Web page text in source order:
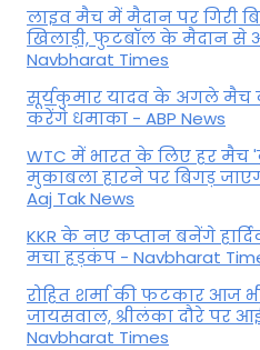
लाइव मैच में मैदान पर गिरी
खिलाड़ी, फुटबॉल के मैदान से
Navbharat Times
सूर्यकुमार यादव के अगले मैच
करेंगे धमाका - ABP News
WTC में भारत के लिए हर मैच
मुकाबला हारने पर बिगड़
Aaj Tak News
KKR के नए कप्तान बनेंगे
मचा हड़कंप - Navbharat
रोहित शर्मा की फटकार आज
जायसवाल, श्रीलंका दौरे पर
Navbharat Times